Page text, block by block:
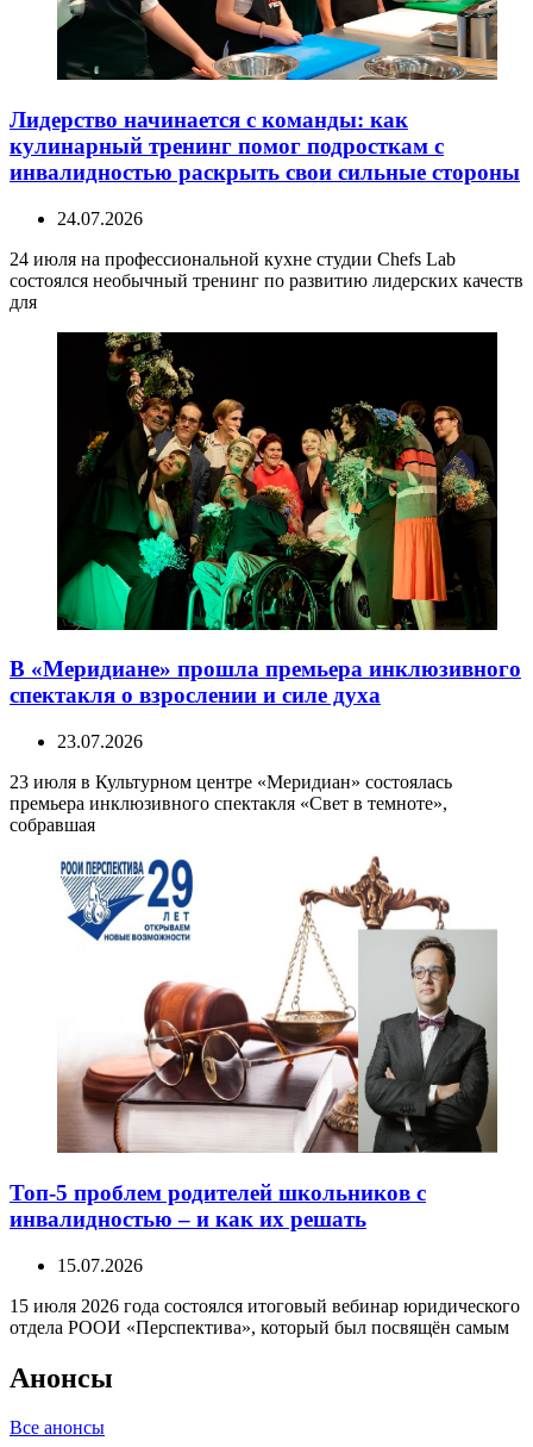
Лидерство начинается с команды: как
кулинарный тренинг помог подросткам с
инвалидностью раскрыть свои сильные стороны
24.07.2026
24 июля на профессиональной кухне студии Chefs Lab
состоялся необычный тренинг по развитию лидерских качеств
для
В «Меридиане» прошла премьера инклюзивного
спектакля о взрослении и силе духа
23.07.2026
23 июля в Культурном центре «Меридиан» состоялась
премьера инклюзивного спектакля «Свет в темноте»,
собравшая
Топ-5 проблем родителей школьников с
инвалидностью – и как их решать
15.07.2026
15 июля 2026 года состоялся итоговый вебинар юридического
отдела РООИ «Перспектива», который был посвящён самым
Анонсы
Все анонсы